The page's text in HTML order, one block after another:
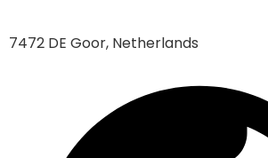
7472 DE Goor, Netherlands